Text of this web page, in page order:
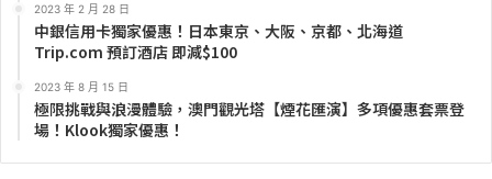
2023 年 2 月 28 日
中銀信用卡獨家優惠！日本東京、大阪、京都、北海道
Trip.com 預訂酒店 即減$100
2023 年 8 月 15 日
極限挑戰與浪漫體驗，澳門觀光塔【煙花匯演】多項優惠套票登
場！Klook獨家優惠！